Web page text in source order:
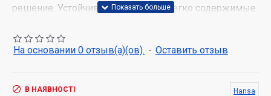
решение. Устойчивые, прочные и легко содержимые
использование. Вы без проблем можете мыть их
даже в посудомоечной машине.
Автоматический электроподжиг в ручке
На основании 0 отзыв(а)(ов). - Оставить отзыв
В НАЯВНОСТІ
Hansa